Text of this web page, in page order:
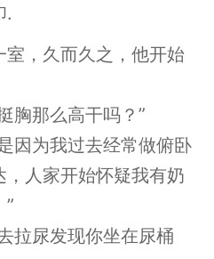
.
，久而久之，他开始
胸那么高干吗？”
因为我过去经常做俯卧
人家开始怀疑我有奶
拉尿发现你坐在尿桶